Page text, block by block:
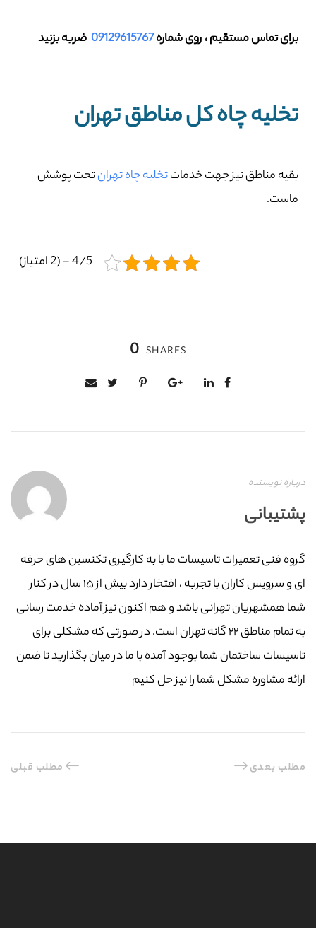
برای تماس مستقیم ، روی شماره09129615767 ضربه بزنید
تخلیه چاه کل مناطق تهران
بقیه مناطق نیز جهت خدماتتخلیه چاه تهرانتحت پوشش
ماست.
4/5 - (2 امتیاز)
0 SHARES
درباره نویسنده
پشتیبانی
گروه فنی تعمیرات تاسیسات ما با به‌ کارگیری تکنسین های حرفه
ای و سرویس کاران با تجربه ، افتخار دارد بیش از ۱۵ سال در کنار
شما همشهریان تهرانی باشد و هم اکنون نیز آماده خدمت رسانی
به تمام مناطق ۲۲ گانه تهران است. در صورتی که مشکلی برای
تاسیسات ساختمان شما بوجود آمده با ما در میان بگذارید تا ضمن
ارائه مشاوره مشکل شما را نیز حل کنیم
مطلب قبلی مطلب بعدی